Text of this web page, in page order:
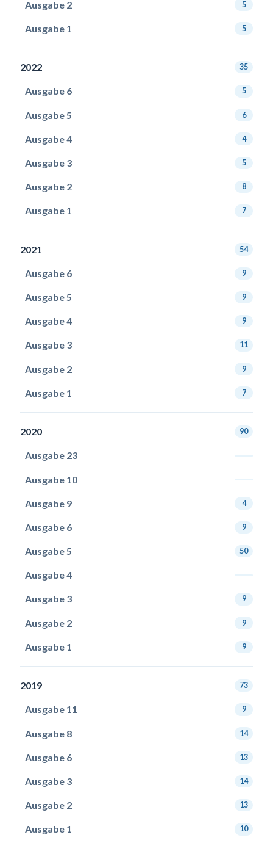
Ausgabe 2 5
Ausgabe 1 5
2022 35
Ausgabe 6 5
Ausgabe 5 6
Ausgabe 4 4
Ausgabe 3 5
Ausgabe 2 8
Ausgabe 1 7
2021 54
Ausgabe 6 9
Ausgabe 5 9
Ausgabe 4 9
Ausgabe 3 11
Ausgabe 2 9
Ausgabe 1 7
2020 90
Ausgabe 23
Ausgabe 10
Ausgabe 9 4
Ausgabe 6 9
Ausgabe 5 50
Ausgabe 4
Ausgabe 3 9
Ausgabe 2 9
Ausgabe 1 9
2019 73
Ausgabe 11 9
Ausgabe 8 14
Ausgabe 6 13
Ausgabe 3 14
Ausgabe 2 13
Ausgabe 1 10